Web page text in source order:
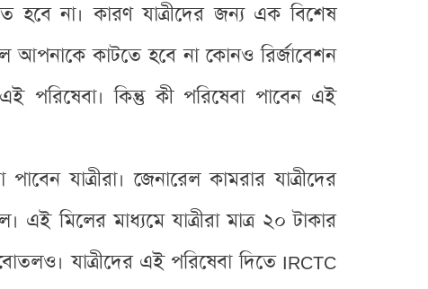
হবে না। কারণ যাত্রীদের জন্য এক বিশেষ
আপনাকে কাটতে হবে না কোনও রির্জাবেশন
পরিষেবা। কিন্তু কী পরিষেবা পাবেন এই
যাত্রীরা। জেনারেল কামরার যাত্রীদের
মিলের মাধ্যমে যাত্রীরা মাত্র ২০ টাকার
যাত্রীদের এই পরিষেবা দিতে IRCTC